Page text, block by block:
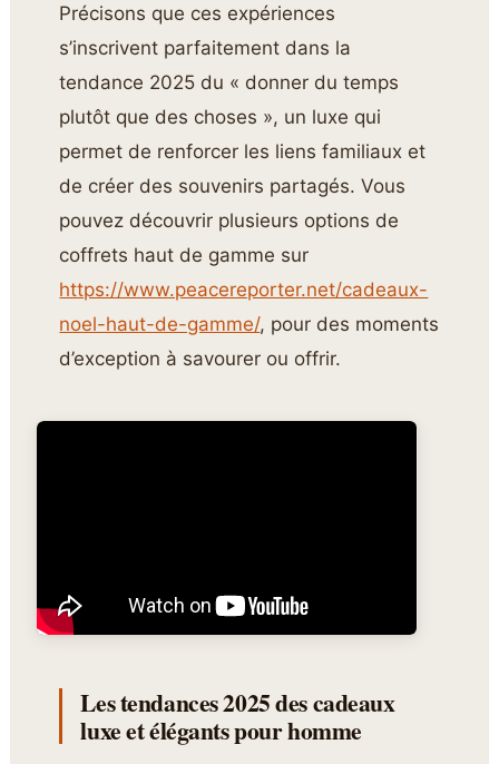
Précisons que ces expériences
s’inscrivent parfaitement dans la
tendance 2025 du « donner du temps
plutôt que des choses », un luxe qui
permet de renforcer les liens familiaux et
de créer des souvenirs partagés. Vous
pouvez découvrir plusieurs options de
coffrets haut de gamme sur
https://www.peacereporter.net/cadeaux-
noel-haut-de-gamme/, pour des moments
d’exception à savourer ou offrir.
Les tendances 2025 des cadeaux
luxe et élégants pour homme